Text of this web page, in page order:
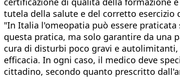
tutela della salute e del corretto esercizio
"In Italia l'omeopatia può essere
questa pratica, ma solo garantire da
cura di disturbi poco gravi e
efficacia. In ogni caso, il medico deve
cittadino, secondo quanto prescritto